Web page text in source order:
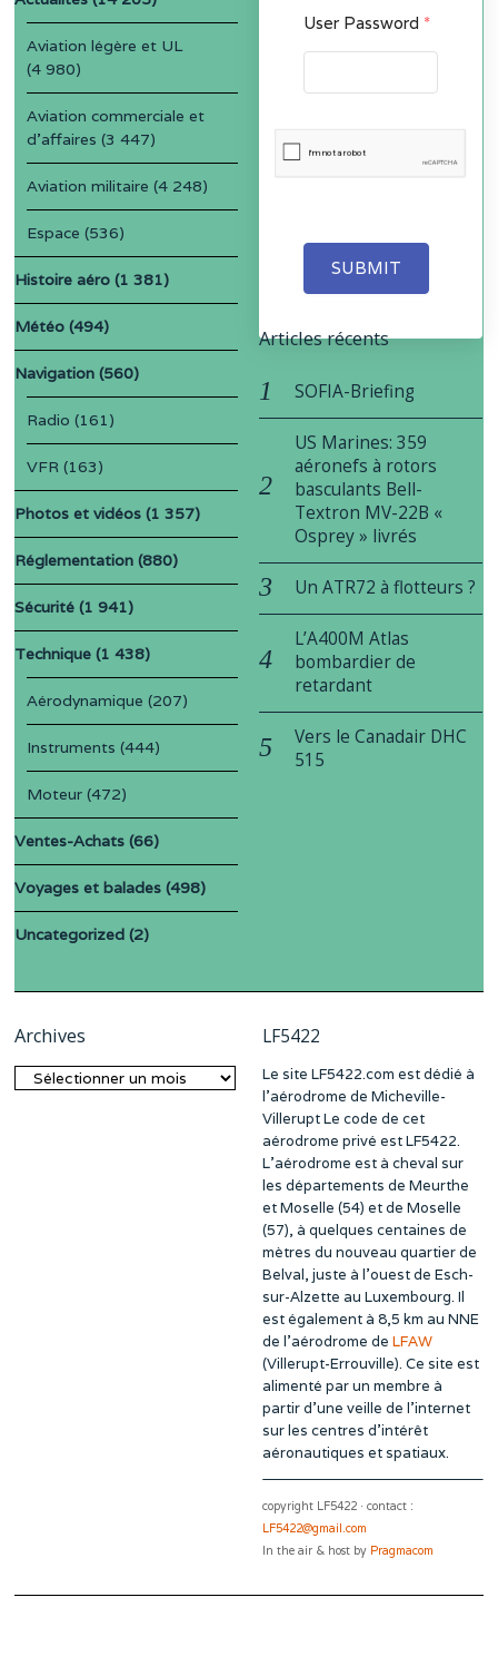
User Password *
SUBMIT
Aviation légère et UL
(4 980)
Aviation commerciale et
d'affaires (3 447)
Aviation militaire (4 248)
Espace (536)
Histoire aéro (1 381)
Météo (494)
Navigation (560)
Radio (161)
VFR (163)
Photos et vidéos (1 357)
Réglementation (880)
Sécurité (1 941)
Technique (1 438)
Aérodynamique (207)
Instruments (444)
Moteur (472)
Ventes-Achats (66)
Voyages et balades (498)
Uncategorized (2)
Articles récents
SOFIA-Briefing
US Marines: 359
aéronefs à rotors
basculants Bell-
Textron MV-22B «
Osprey » livrés
Un ATR72 à flotteurs ?
L’A400M Atlas
bombardier de
retardant
Vers le Canadair DHC
515
Archives
Archives
LF5422
Le site LF5422.com est dédié à
l’aérodrome de Micheville-
Villerupt Le code de cet
aérodrome privé est LF5422.
L’aérodrome est à cheval sur
les départements de Meurthe
et Moselle (54) et de Moselle
(57), à quelques centaines de
mètres du nouveau quartier de
Belval, juste à l’ouest de Esch-
sur-Alzette au Luxembourg. Il
est également à 8,5 km au NNE
de l’aérodrome de LFAW
(Villerupt-Errouville). Ce site est
alimenté par un membre à
partir d’une veille de l’internet
sur les centres d’intérêt
aéronautiques et spatiaux.
copyright LF5422 · contact :
LF5422@gmail.com
In the air & host by Pragmacom